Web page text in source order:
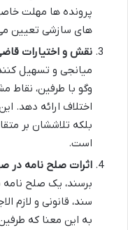
پرونده ها مهلت
های سازشی تعیین
نقش و اختیارات
میانجی و تسهیل
وگو با طرفین، نقاط
اختلاف ارائه دهد.
بلکه تلاششان بر
است.
اثرات صلح نامه
برسند، یک صلح
سند، قانونی و لازم
به این معنا که